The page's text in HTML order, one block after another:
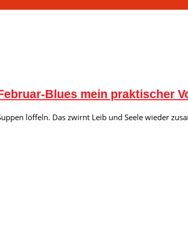
Blues mein praktischer
löffeln. Das zwirnt Leib und Seele wieder